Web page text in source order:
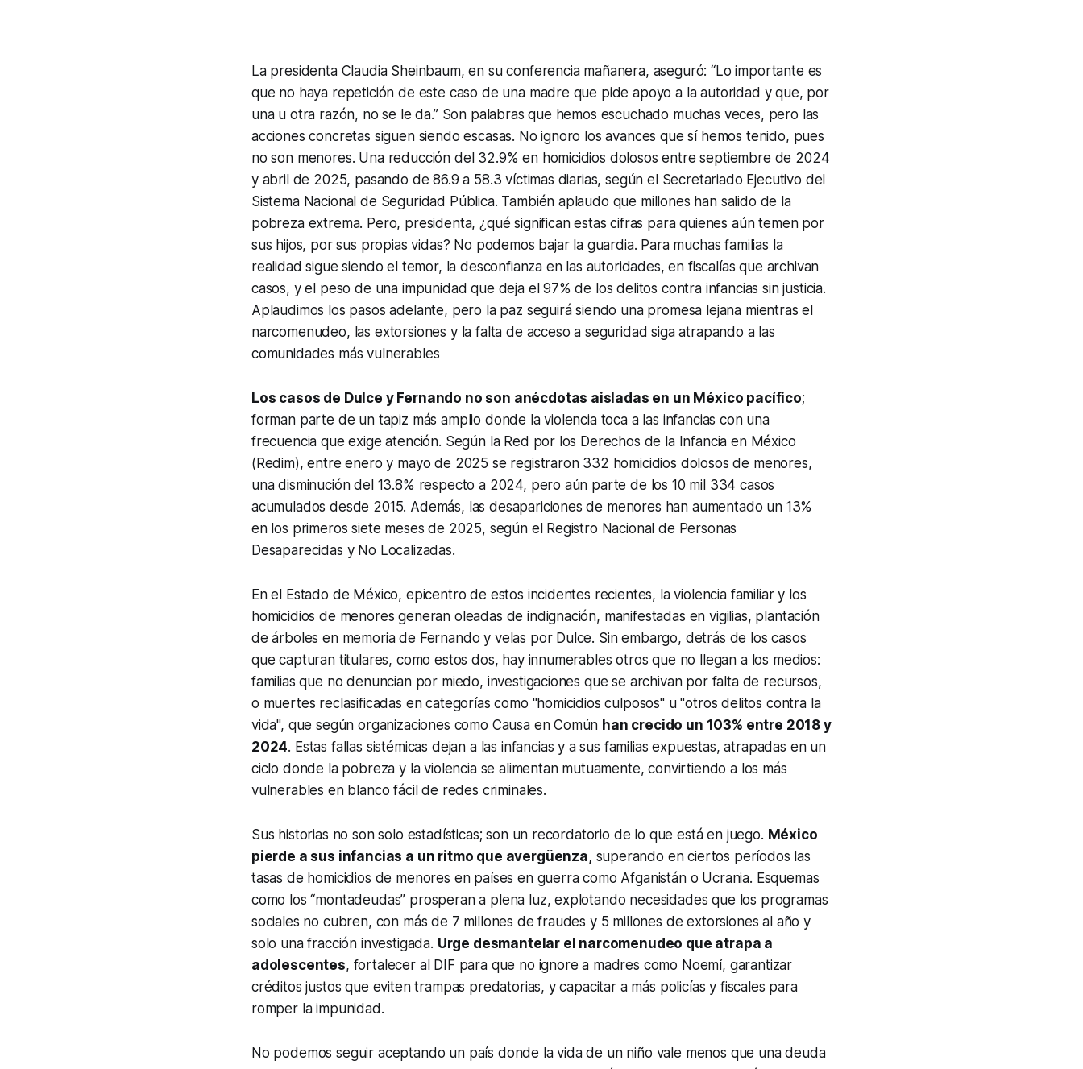
La presidenta Claudia Sheinbaum, en su conferencia mañanera, aseguró: “Lo importante es
que no haya repetición de este caso de una madre que pide apoyo a la autoridad y que, por
una u otra razón, no se le da.” Son palabras que hemos escuchado muchas veces, pero las
acciones concretas siguen siendo escasas. No ignoro los avances que sí hemos tenido, pues
no son menores. Una reducción del 32.9% en homicidios dolosos entre septiembre de 2024
y abril de 2025, pasando de 86.9 a 58.3 víctimas diarias, según el Secretariado Ejecutivo del
Sistema Nacional de Seguridad Pública. También aplaudo que millones han salido de la
pobreza extrema. Pero, presidenta, ¿qué significan estas cifras para quienes aún temen por
sus hijos, por sus propias vidas? No podemos bajar la guardia. Para muchas familias la
realidad sigue siendo el temor, la desconfianza en las autoridades, en fiscalías que archivan
casos, y el peso de una impunidad que deja el 97% de los delitos contra infancias sin justicia.
Aplaudimos los pasos adelante, pero la paz seguirá siendo una promesa lejana mientras el
narcomenudeo, las extorsiones y la falta de acceso a seguridad siga atrapando a las
comunidades más vulnerables
Los casos de Dulce y Fernando no son anécdotas aisladas en un México pacífico;
forman parte de un tapiz más amplio donde la violencia toca a las infancias con una
frecuencia que exige atención. Según la Red por los Derechos de la Infancia en México
(Redim), entre enero y mayo de 2025 se registraron 332 homicidios dolosos de menores,
una disminución del 13.8% respecto a 2024, pero aún parte de los 10 mil 334 casos
acumulados desde 2015. Además, las desapariciones de menores han aumentado un 13%
en los primeros siete meses de 2025, según el Registro Nacional de Personas
Desaparecidas y No Localizadas.
En el Estado de México, epicentro de estos incidentes recientes, la violencia familiar y los
homicidios de menores generan oleadas de indignación, manifestadas en vigilias, plantación
de árboles en memoria de Fernando y velas por Dulce. Sin embargo, detrás de los casos
que capturan titulares, como estos dos, hay innumerables otros que no llegan a los medios:
familias que no denuncian por miedo, investigaciones que se archivan por falta de recursos,
o muertes reclasificadas en categorías como "homicidios culposos" u "otros delitos contra la
vida", que según organizaciones como Causa en Común han crecido un 103% entre 2018 y
2024. Estas fallas sistémicas dejan a las infancias y a sus familias expuestas, atrapadas en un
ciclo donde la pobreza y la violencia se alimentan mutuamente, convirtiendo a los más
vulnerables en blanco fácil de redes criminales.
Sus historias no son solo estadísticas; son un recordatorio de lo que está en juego. México
pierde a sus infancias a un ritmo que avergüenza,superando en ciertos períodos las
tasas de homicidios de menores en países en guerra como Afganistán o Ucrania. Esquemas
como los “montadeudas” prosperan a plena luz, explotando necesidades que los programas
sociales no cubren, con más de 7 millones de fraudes y 5 millones de extorsiones al año y
solo una fracción investigada. Urge desmantelar el narcomenudeo que atrapa a
adolescentes, fortalecer al DIF para que no ignore a madres como Noemí, garantizar
créditos justos que eviten trampas predatorias, y capacitar a más policías y fiscales para
romper la impunidad.
No podemos seguir aceptando un país donde la vida de un niño vale menos que una deuda